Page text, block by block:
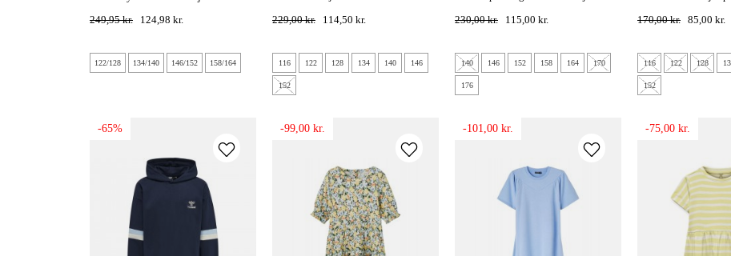
249,95 kr.
124,98 kr.
122/128 134/140 146/152 158/164
229,00 kr. 114,50 kr.
116 122 128 134 140 146
152
230,00 kr. 115,00 kr.
140 146 152 158 164 170
176
170,00 kr. 85,00 kr.
116 122 128
152
-65% -99,00 kr. -101,00 kr. -75,00 kr.